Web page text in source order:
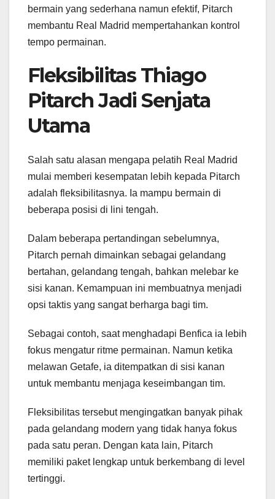
bermain yang sederhana namun efektif, Pitarch
membantu Real Madrid mempertahankan kontrol
tempo permainan.
Fleksibilitas Thiago
Pitarch Jadi Senjata
Utama
Salah satu alasan mengapa pelatih Real Madrid
mulai memberi kesempatan lebih kepada Pitarch
adalah fleksibilitasnya. Ia mampu bermain di
beberapa posisi di lini tengah.
Dalam beberapa pertandingan sebelumnya,
Pitarch pernah dimainkan sebagai gelandang
bertahan, gelandang tengah, bahkan melebar ke
sisi kanan. Kemampuan ini membuatnya menjadi
opsi taktis yang sangat berharga bagi tim.
Sebagai contoh, saat menghadapi Benfica ia lebih
fokus mengatur ritme permainan. Namun ketika
melawan Getafe, ia ditempatkan di sisi kanan
untuk membantu menjaga keseimbangan tim.
Fleksibilitas tersebut mengingatkan banyak pihak
pada gelandang modern yang tidak hanya fokus
pada satu peran. Dengan kata lain, Pitarch
memiliki paket lengkap untuk berkembang di level
tertinggi.